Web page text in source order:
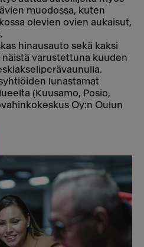
muodossa, kuten
olevien ovien aukaisut,
hinausauto sekä kaksi
varustettuna kuuden
lunastamat
(Kuusamo, Posio,
Oy:n Oulun